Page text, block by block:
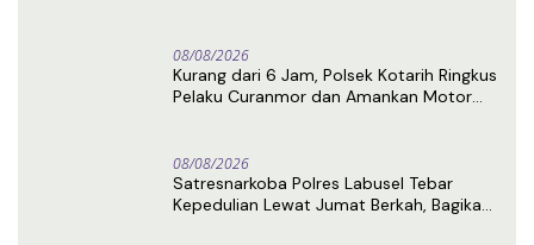
08/08/2026
Kurang dari 6 Jam, Polsek Kotarih Ringkus
Pelaku Curanmor dan Amankan Motor
08/08/2026
Satresnarkoba Polres Labusel Tebar
Kepedulian Lewat Jumat Berkah, Bagikan